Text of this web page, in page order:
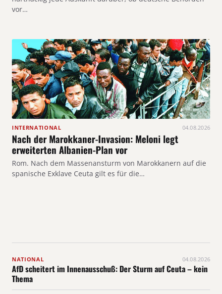
vor…
INTERNATIONAL 04.08.2026
Nach der Marokkaner-Invasion: Meloni legt
erweiterten Albanien-Plan vor
Rom. Nach dem Massenansturm von Marokkanern auf die
spanische Exklave Ceuta gilt es für die…
NATIONAL 04.08.2026
AfD scheitert im Innenausschuß: Der Sturm auf Ceuta – kein
Thema